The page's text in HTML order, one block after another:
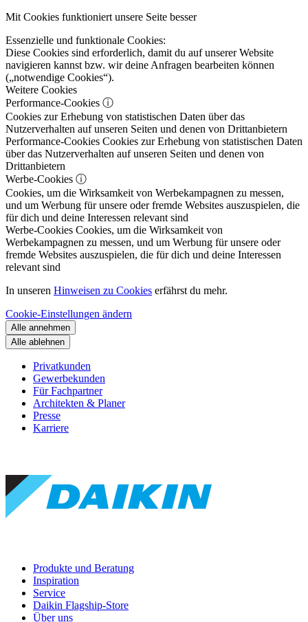
Mit Cookies funktioniert unsere Seite besser
Essenzielle und funktionale Cookies:
Diese Cookies sind erforderlich, damit du auf unserer Website
navigieren kannst bzw. wir deine Anfragen bearbeiten können
(„notwendige Cookies“).
Weitere Cookies
Performance-Cookies ⓘ
Cookies zur Erhebung von statistischen Daten über das
Nutzerverhalten auf unseren Seiten und denen von Drittanbietern
Performance-Cookies Cookies zur Erhebung von statistischen Daten
über das Nutzerverhalten auf unseren Seiten und denen von
Drittanbietern
Werbe-Cookies ⓘ
Cookies, um die Wirksamkeit von Werbekampagnen zu messen,
und um Werbung für unsere oder fremde Websites auszuspielen, die
für dich und deine Interessen relevant sind
Werbe-Cookies Cookies, um die Wirksamkeit von
Werbekampagnen zu messen, und um Werbung für unsere oder
fremde Websites auszuspielen, die für dich und deine Interessen
relevant sind
In unseren Hinweisen zu Cookies erfährst du mehr.
Cookie-Einstellungen ändern
Alle annehmen
Alle ablehnen
Privatkunden
Gewerbekunden
Für Fachpartner
Architekten & Planer
Presse
Karriere
Produkte und Beratung
Inspiration
Service
Daikin Flagship-Store
Über uns